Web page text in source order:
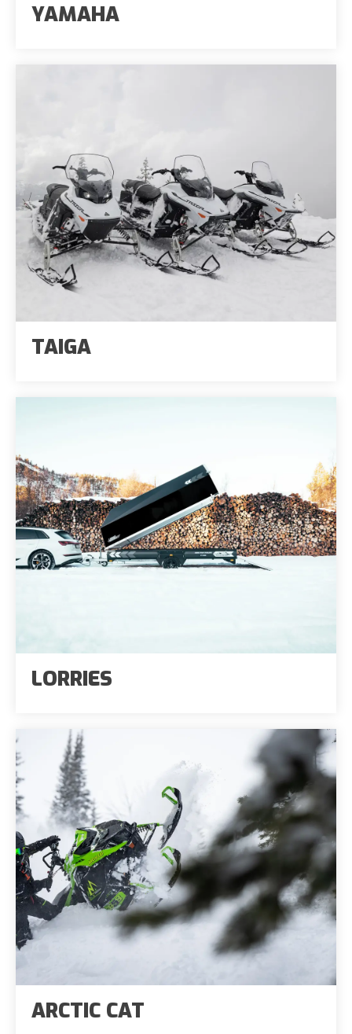
YAMAHA
TAIGA
LORRIES
ARCTIC CAT